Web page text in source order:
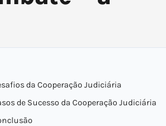
da Cooperação Judiciária
de Sucesso da Cooperação Judiciária